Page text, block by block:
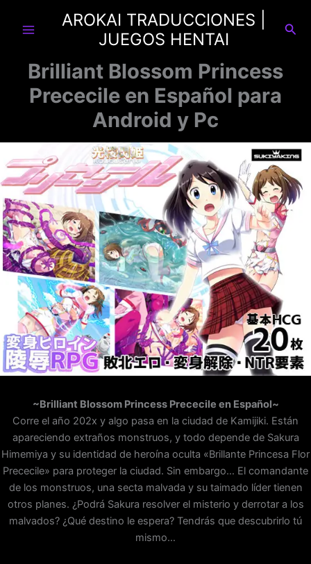
AROKAI TRADUCCIONES |
JUEGOS HENTAI
Brilliant Blossom Princess
Prececile en Español para
Android y Pc
~Brilliant Blossom Princess Prececile en Español~
Corre el año 202x y algo pasa en la ciudad de Kamijiki. Están
apareciendo extraños monstruos, y todo depende de Sakura
Himemiya y su identidad de heroína oculta «Brillante Princesa Flor
Prececile» para proteger la ciudad. Sin embargo… El comandante
de los monstruos, una secta malvada y su taimado líder tienen
otros planes. ¿Podrá Sakura resolver el misterio y derrotar a los
malvados? ¿Qué destino le espera? Tendrás que descubrirlo tú
mismo…